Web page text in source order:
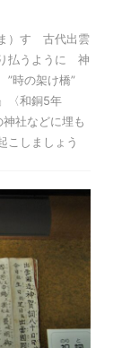
）す 古代出雲
払うように 神
”時の架け橋”
〈和銅5年
社などに埋も
しましょう